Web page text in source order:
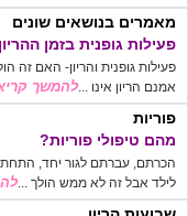
מאמרים בנושאים שונים
פעילות גופנית בזמן ההריון
פעילות גופנית והריון- האם זה
אמנם הריון אינו ...להמשך
פוריות
מהם טיפולי פוריות?
הכרתם, עברתם לגור יחד,
לילד אבל זה לא ממש הולך ...